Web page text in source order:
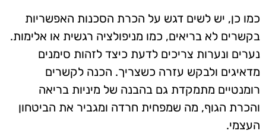
כמו כן, יש לשים דגש על הכרת הסכנות האפשריות
בקשרים לא בריאים, כמו מניפולציה רגשית או אלימות.
נערים ונערות צריכים לדעת כיצד לזהות סימנים
מדאיגים ולבקש עזרה כשצריך. הכנה לקשרים
רומנטיים מתמקדת גם בהבנה של מיניות בריאה
והכרת הגוף, מה שמפחית חרדה ומגביר את הביטחון
העצמי.